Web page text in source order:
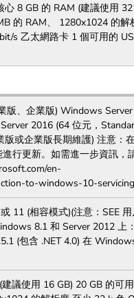
8 GB 的 RAM (建議使用
的 RAM、 1280x1024 的解
s 乙太網路卡 1 個可用的
、企業版) Windows Server
2016 (64 位元，
或企業版長期維護) 注意：
行更新。如需進一步資訊，
en-
to-windows-10-servicing
11 (相容模式)(注意：SEE
8.1 和 Server 2012 上
(包含 .NET 4.0) 在
議使用 16 GB) 20 GB 的可